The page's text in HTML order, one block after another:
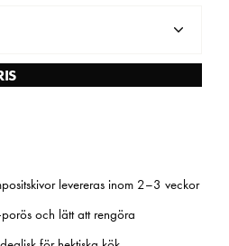
levereras inom 2–3 veckor
och lätt att rengöra